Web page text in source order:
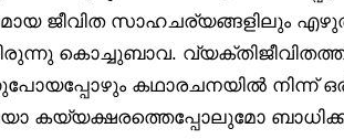
ജീവിത സാഹചര്യങ്ങളിലും
കൊച്ചുബാവ.
കഥാരചനയിൽ നിന്ന്
കയ്യക്ഷരത്തെപ്പോലുമോ